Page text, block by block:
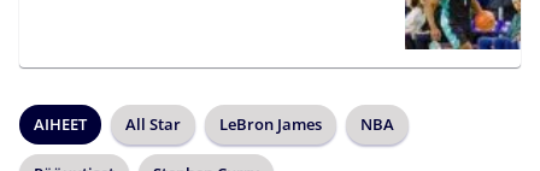
AIHEET All Star LeBron James NBA